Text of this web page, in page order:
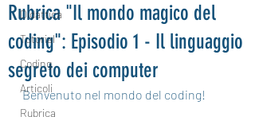
Didattica
Tutorial
Coding
Articoli
Rubrica
Rubrica "Il mondo magico del
coding": Episodio 1 - Il linguaggio
segreto dei computer
Benvenuto nel mondo del coding!